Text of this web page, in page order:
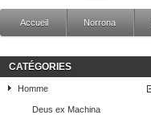
Accueil Norrona
CATÉGORIES
Homme
Deus ex Machina